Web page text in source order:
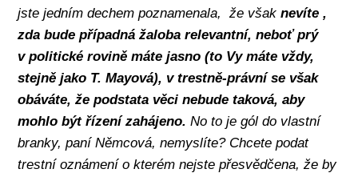
jste jedním dechem poznamenala,
že všaknevíte ,
zda bude případná žaloba relevantní, neboť prý
v politické rovině máte jasno (to Vy máte vždy,
stejně jako T. Mayová), v trestně-právní se však
obáváte, že podstata věci nebude taková, aby
mohlo být řízení zahájeno.No to je gól do vlastní
branky, paní Němcová, nemyslíte? Chcete podat
trestní oznámení o kterém nejste přesvědčena, že by